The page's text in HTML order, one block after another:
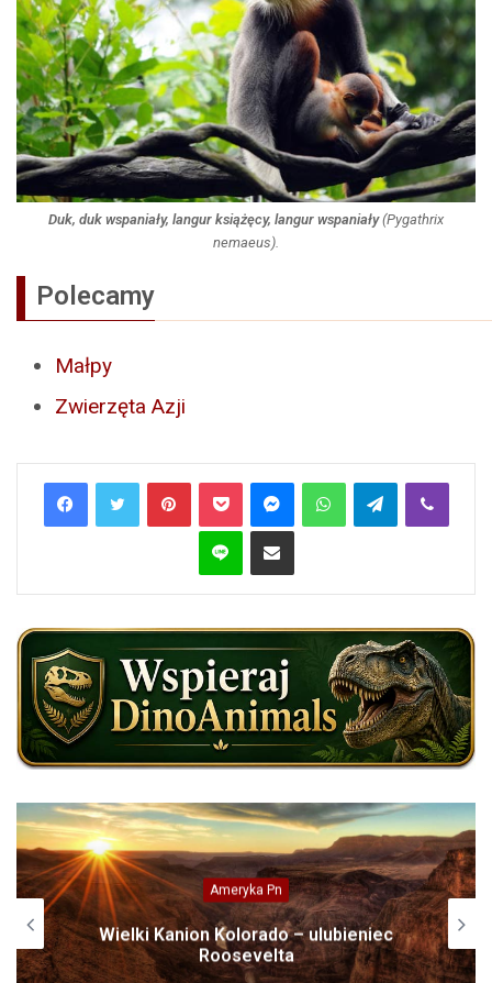
Duk, duk wspaniały, langur książęcy, langur wspaniały(Pygathrix
nemaeus).
Polecamy
Małpy
Zwierzęta Azji
PinterestPocket MessengerWhatsAppTelegramViber
Line Share via Email
Ameryka Pn
Wielki Kanion Kolorado – ulubieniec
Roosevelta